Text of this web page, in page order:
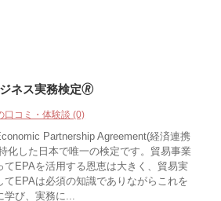
ネス実務検定🄬
口コミ・体験談 (0)
Partnership Agreement(経済連携
化した日本で唯一の検定です。貿易事業
てEPAを活用する恩恵は大きく、貿易実
てEPAは必須の知識でありながらこれを
学び、実務に...